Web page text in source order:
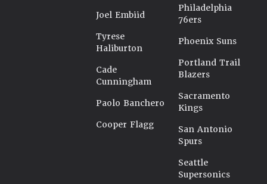
Joel Embiid
Tyrese
Haliburton
Cade
Cunningham
Paolo Banchero
Cooper Flagg
Philadelphia
76ers
Phoenix Suns
Portland Trail
Blazers
Sacramento
Kings
San Antonio
Spurs
Seattle
Supersonics